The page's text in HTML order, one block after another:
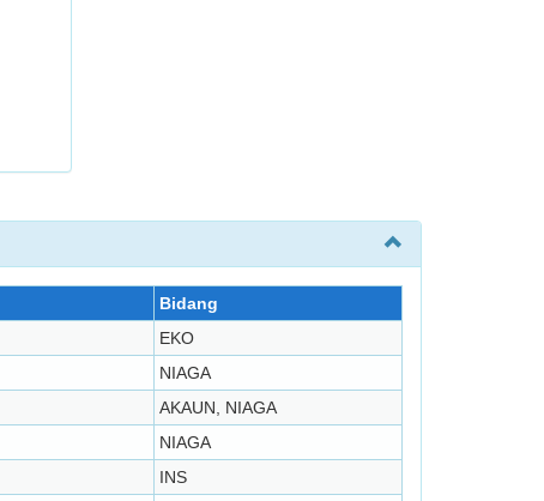
Bidang
EKO
NIAGA
AKAUN, NIAGA
NIAGA
INS